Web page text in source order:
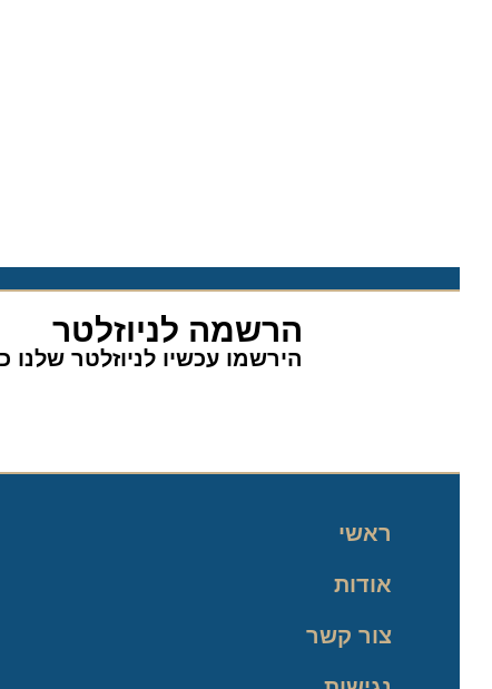
הרשמה לניוזלטר
הירשמו עכשיו לניוזלטר שלנו
ראשי
אודות
צור קשר